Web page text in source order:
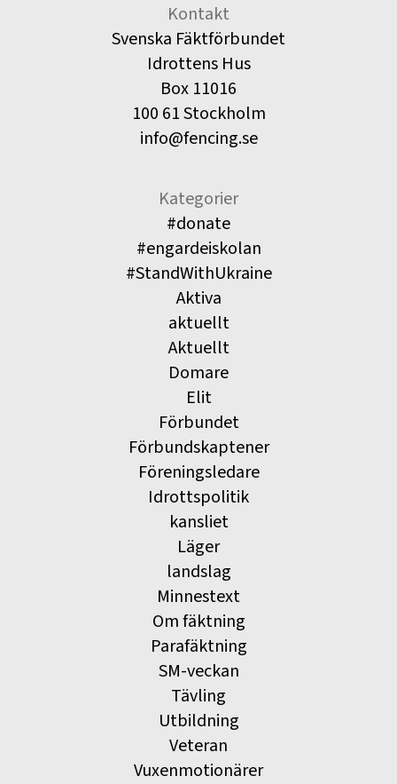
Kontakt
Svenska Fäktförbundet
Idrottens Hus
Box 11016
100 61 Stockholm
info@fencing.se
Kategorier
#donate
#engardeiskolan
#StandWithUkraine
Aktiva
aktuellt
Aktuellt
Domare
Elit
Förbundet
Förbundskaptener
Föreningsledare
Idrottspolitik
kansliet
Läger
landslag
Minnestext
Om fäktning
Parafäktning
SM-veckan
Tävling
Utbildning
Veteran
Vuxenmotionärer